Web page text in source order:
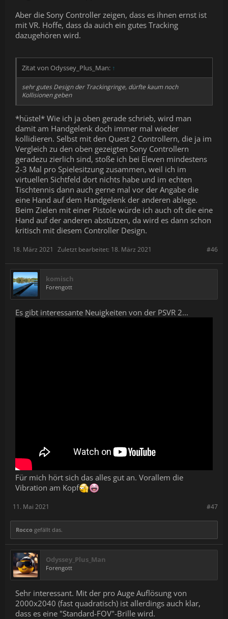
Aber die Sony Controller zeigen, dass es ihnen ernst ist
mit VR. Hoffe, dass da auich ein gutes Tracking
dazugehören wird.
Zitat von Odyssey_Plus_Man: ↑
sehr gutes Design der Trackingringe, dürfte kaum noch
Kollisionen geben
*hüstel* Wie ich ja oben gerade schrieb, wird man
damit am Handgelenk doch immer mal wieder
kollidieren. Selbst mit den Quest 2 Controllern, die ja im
Vergleich zu den oben gezeigten Sony Controllern
geradezu zierlich sind, stoße ich bei Eleven mindestens
2-3 Mal pro Spielesitzung zusammen, weil ich im
virtuellen Sichtfeld dort nichts habe und im echten
Tischtennis dann auch gerne mal vor der Angabe die
eine Hand auf dem Handgelenk der anderen ablege.
Beim Zielen mit einer Pistole würde ich auch oft die eine
Hand auf der anderen abstützen, da wird es dann schon
kritisch mit diesem Controller Design.
#46
18. März 2021 Zuletzt bearbeitet: 18. März 2021
komisch
Forengott
Es gibt interessante Neuigkeiten von der PSVR 2...
Für mich hört sich das alles gut an. Vorallem die
Vibration am Kopf
#47
11. Mai 2021
Rocco gefällt das.
Odyssey_Plus_Man
Forengott
Sehr interessant. Mit der pro Auge Auflösung von
2000x2040 (fast quadratisch) ist allerdings auch klar,
dass es eine "Standard-FOV"-Brille wird.